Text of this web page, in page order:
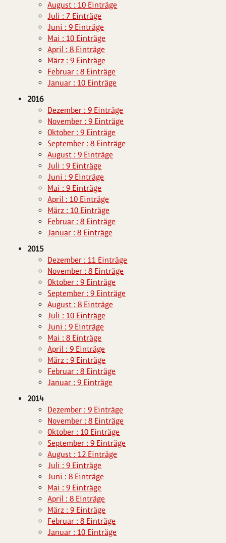
August : 10 Einträge
Juli : 7 Einträge
Juni : 9 Einträge
Mai : 10 Einträge
April : 8 Einträge
März : 9 Einträge
Februar : 8 Einträge
Januar : 10 Einträge
2016
Dezember : 9 Einträge
November : 9 Einträge
Oktober : 9 Einträge
September : 8 Einträge
August : 9 Einträge
Juli : 9 Einträge
Juni : 9 Einträge
Mai : 9 Einträge
April : 10 Einträge
März : 10 Einträge
Februar : 8 Einträge
Januar : 8 Einträge
2015
Dezember : 11 Einträge
November : 8 Einträge
Oktober : 9 Einträge
September : 9 Einträge
August : 8 Einträge
Juli : 10 Einträge
Juni : 9 Einträge
Mai : 8 Einträge
April : 9 Einträge
März : 9 Einträge
Februar : 8 Einträge
Januar : 9 Einträge
2014
Dezember : 9 Einträge
November : 8 Einträge
Oktober : 10 Einträge
September : 9 Einträge
August : 12 Einträge
Juli : 9 Einträge
Juni : 8 Einträge
Mai : 9 Einträge
April : 8 Einträge
März : 9 Einträge
Februar : 8 Einträge
Januar : 10 Einträge